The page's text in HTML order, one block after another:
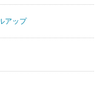
アップ